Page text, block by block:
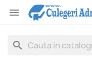

search